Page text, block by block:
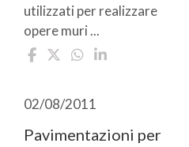
utilizzati per realizzare
opere muri ...
02/08/2011
Pavimentazioni per